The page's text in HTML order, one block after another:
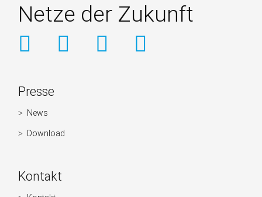
Netze der Zukunft
Weitere
Informationen
Presse
Navigation
überspringen
News
Download
Kontakt